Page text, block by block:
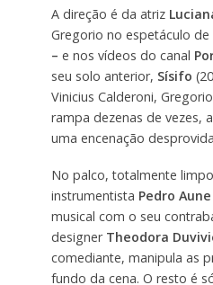
A direção é da atriz
Gregorio no espetáculo
– e nos vídeos do canal
seu solo anterior, Sísifo
Vinicius Calderoni,
rampa dezenas de vezes,
uma encenação
No palco, totalmente
instrumentista Pedro Aune
musical com o seu
designer Theodora
comediante, manipula as
fundo da cena. O resto é